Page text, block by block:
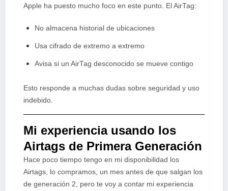
Apple ha puesto mucho foco en este punto. El AirTag:
No almacena historial de ubicaciones
Usa cifrado de extremo a extremo
Avisa si un AirTag desconocido se mueve contigo
Esto responde a muchas dudas sobre seguridad y uso
indebido.
Mi experiencia usando los
Airtags de Primera Generación
Hace poco tiempo tengo en mi disponibilidad los
Airtags, lo compramos, un mes antes de que salgan los
de generación 2, pero te voy a contar mi experiencia